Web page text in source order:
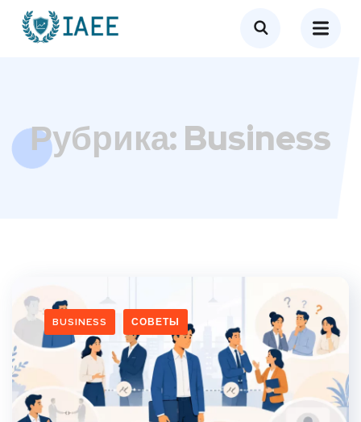
Рубрика:Business
BUSINESS СОВЕТЫ